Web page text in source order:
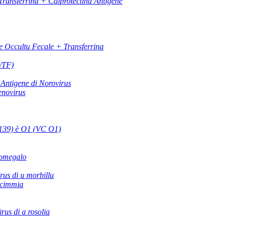
Occultu Fecale + Transferrina
TF)
di Norovirus
è O1 (VC O1)
di u morbillu
di a rosolia